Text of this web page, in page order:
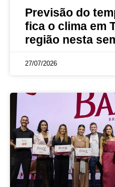
Previsão do
fica o clima em
região nesta
27/07/2026